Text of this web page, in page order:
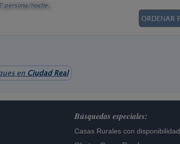
persona/noche.
en Ciudad Real
Búsquedas especiales:
Casas Rurales con disponibilidad